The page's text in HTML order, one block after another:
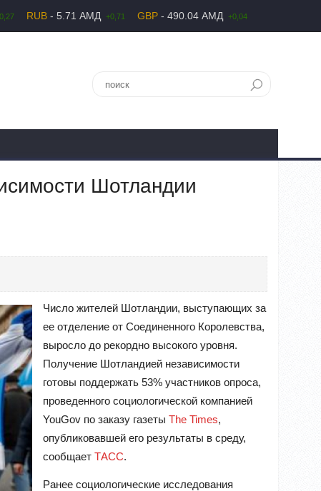
RUB - 5.71 АМД +0,71 GBP - 490.04 АМД +0,04
Шотландии
Число жителей Шотландии, выступающих за
ее отделение от Соединенного Королевства,
выросло до рекордно высокого уровня.
Получение Шотландией независимости
готовы поддержать 53% участников опроса,
проведенного социологической компанией
YouGov по заказу газеты The Times,
опубликовавшей его результаты в среду,
сообщает ТАСС.
Ранее социологические исследования